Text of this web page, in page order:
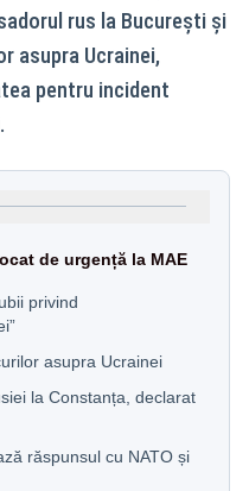
rus la București și
asupra Ucrainei,
pentru incident
de urgență la MAE
privind
asupra Ucrainei
la Constanța, declarat
răspunsul cu NATO și